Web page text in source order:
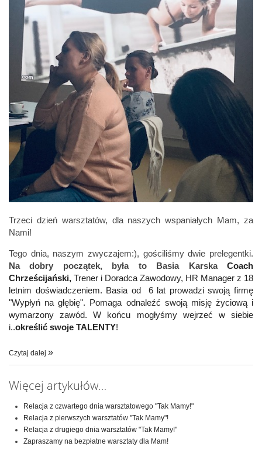
Trzeci dzień warsztatów, dla naszych wspaniałych Mam, za
Nami!
Tego dnia, naszym zwyczajem:), gościliśmy dwie prelegentki.
Na dobry początek, była to Basia Karska Coach
Chrześcijański, Trener i Doradca Zawodowy, HR Manager z 18
letnim doświadczeniem. Basia od 6 lat prowadzi swoją firmę
"Wypłyń na głębię". Pomaga odnaleźć swoją misję życiową i
wymarzony zawód. W końcu mogłyśmy wejrzeć w siebie
i..określić swoje TALENTY!
Czytaj dalej
Więcej artykułów…
Relacja z czwartego dnia warsztatowego "Tak Mamy!"
Relacja z pierwszych warsztatów "Tak Mamy"!
Relacja z drugiego dnia warsztatów "Tak Mamy!"
Zapraszamy na bezpłatne warsztaty dla Mam!